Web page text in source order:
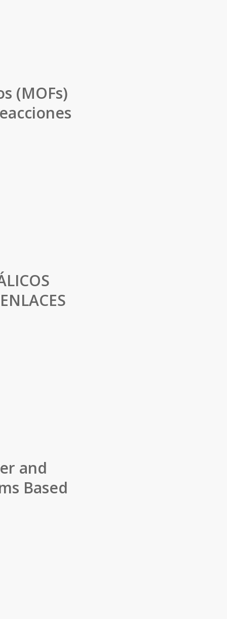
(MOFs)
and
Based